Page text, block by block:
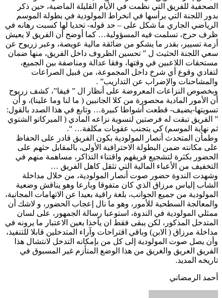
الصحفية للفريق التي نظمت في الأيام القليلة الماضية، حين ذكر
بدور اللجنة التي يرأسها في انخراط المولودية في بطولة الموسم
الرياضي الجاري ما شكل على – حد قوله- تحديا لها كسبت رهانه في
ظرف حرج، تسلمت فيه المسؤولية… كما أوضح أن الفريق لا يعيش
أزمة تسيير، بقدر ما يشكو من ضائقة مالية عويصة، وعبر زريوح عن
سعي اللجنة الحثيث ل ” تحسين الظروف داخل الفريق، منها ضمان
مستحقات اللاعبين في وقتها، وفقا عدالة ومناصفة بين الجميع،
لتفادي وقوع أي شرخ داخل المجموعة، من قبيل الصراعات
والمشاحنات والإضراب عن التداريب” .
وبخصوص النزاعات المعروضة على أنظار ال ” فيفا”، كشف زريوح
أن الأمور المادية محصورة من كلا الجانبين ( ما لنا وما علينا)، و أن
تسويتها-يضيف- قطعت أشواطا كبيرة… وتابع في هذا الصدد بالقول:
” الفريق تبقت له فرصتين لتسوية نزاعه المادي ( الميركاتو الشتوي
ثم نهاية الموسم) كي يتجنب عقوبات مكلفة… “.
وطمأن المتحدث أنصار المولودية بكون الفريق قادر على الحفاظ
على مكانته ضمن البطولة الاحترافية الأولى، بالمقابل حثهم على
الحضور بكثرة لتشجيع فريقهم واقتناء التذاكر، مساهمة منهم في
التخفيف من الأعباء المالية التي تثقل كاهل الفريق …
وشهدت الندوة حضور صوت أنصار المولودية، من خلال مداخلة
الشاب إلياس مرزاق الذي كان متفوقا وبارعا وهو يناقش وضعية
المولودية من جميع الجوانب، بلغة راقية بعيدا عن الاتهامات المجانية،
والمعالجة السطحية للأمور، وهو ما نال إعجاب الحضور، و لاشك أن
ممثلي المولودية في الندوة، استوعبا رسالة الجمهور، على لسان
المتدخل المذكور، لكن يبقى فقط ان يأخذا بعين الاعتبار ما يرونه في
مداخلة مرزاق ( الابن) وباقي اقتراحات وآراء المتدخلين قابلا للتنفيذ،
وأن يصل صوت المولودية إلى كل من بإمكانه التدخل لانتشال هذا
الفريق العريق والغريق من هذا الوضع المتأزم غير المسبوق في
تاريخه المديد.
أحمد الرمضاني